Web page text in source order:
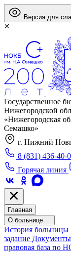
Версия для
Государственное
Нижегородской
«Нижегородская
Семашко»
г. Нижний
8 (831) 436-40-
Горячая линия
Главная
О больнице
История больницы
задание Документы
правовая база по